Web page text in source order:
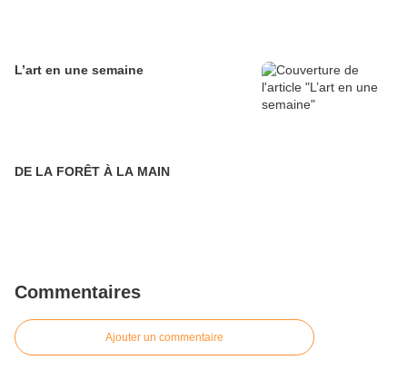
L’art en une semaine
DE LA FORÊT À LA MAIN
Commentaires
Ajouter un commentaire